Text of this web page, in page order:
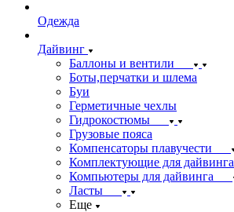
Одежда
Дайвинг
Баллоны и вентили
Боты,перчатки и шлема
Буи
Герметичные чехлы
Гидрокостюмы
Грузовые пояса
Компенсаторы плавучести
Комплектующие для дайвинга
Компьютеры для дайвинга
Ласты
Еще